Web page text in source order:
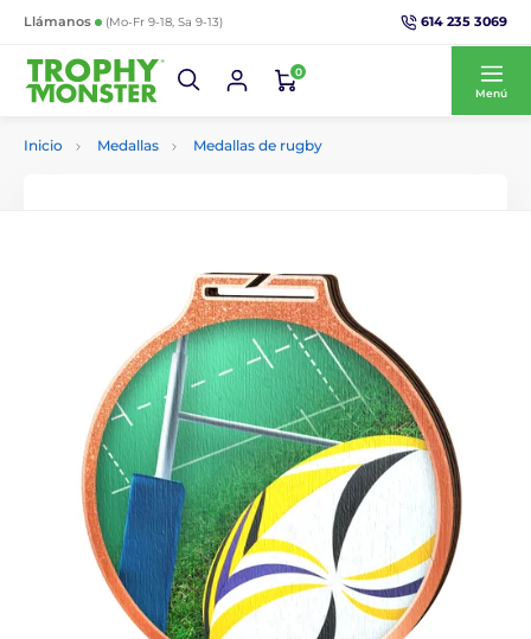
Llámanos (Mo-Fr 9-18, Sa 9-13) 614 235 3069
0
Menú
Inicio Medallas Medallas de rugby